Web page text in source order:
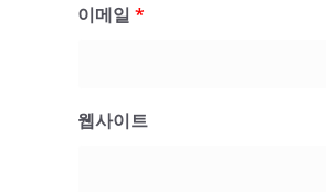
이메일 *
웹사이트